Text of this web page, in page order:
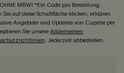
MBW! *Ein Code pro Bestellung.
auf diese Schaltfläche klicken, erklären
Angebote und Updates von Cupshe per
Sie unsereAllgemeinen
. Jederzeit abbestellen.